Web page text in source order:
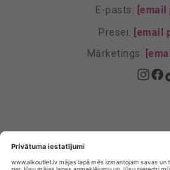
E-pasts: [email
Presei: [email
Mārketings:
Privātuma